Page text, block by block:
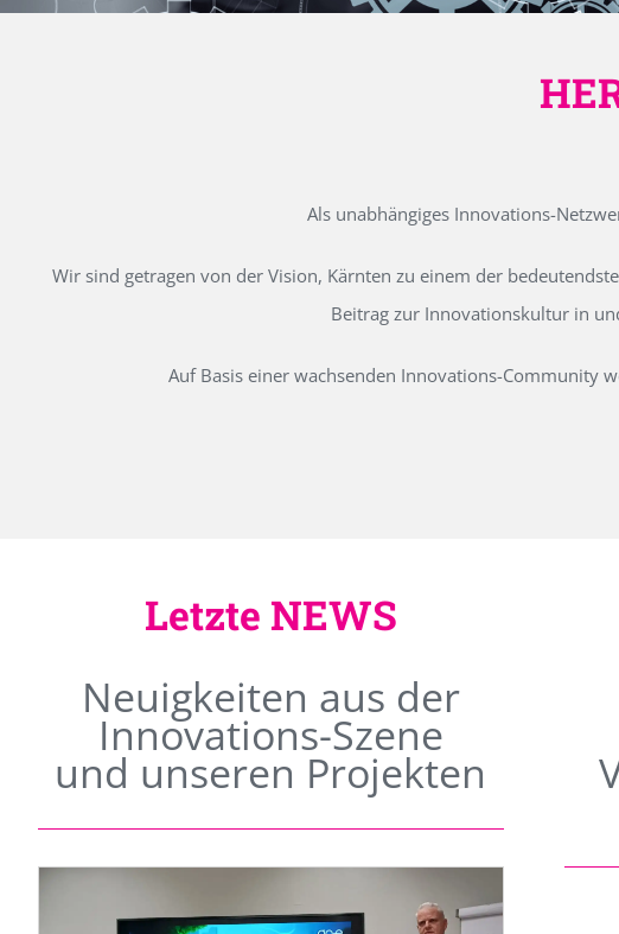
Als unabhängiges Innovations-
Wir sind getragen von der Vision, Kärnten zu einem der
Beitrag zur Innovationskultur in
Auf Basis einer wachsenden Innovations-Community
Letzte NEWS
Neuigkeiten aus der
Innovations-Szene
und unseren Projekten